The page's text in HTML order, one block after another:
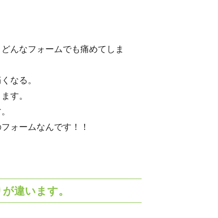
んなフォームでも痛めてしま
なる。
す。
ォームなんです！！
違います。